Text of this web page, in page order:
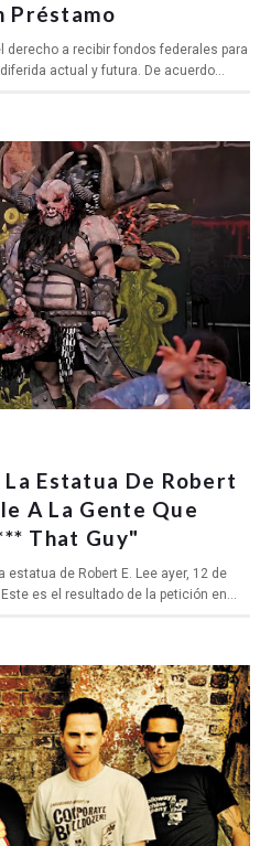
Préstamo
derecho a recibir fondos federales para
actual y futura. De acuerdo...
Estatua De Robert
A La Gente Que
That Guy"
de Robert E. Lee ayer, 12 de
es el resultado de la petición en...